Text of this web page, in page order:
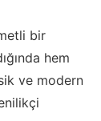
bir
hem
ve modern